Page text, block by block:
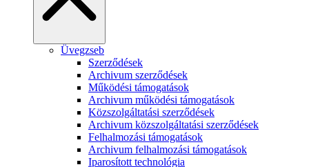
Üvegzseb
Szerződések
Archivum szerződések
Működési támogatások
Archivum működési támogatások
Közszolgáltatási szerződések
Archivum közszolgáltatási szerződések
Felhalmozási támogatások
Archivum felhalmozási támogatások
Iparosított technológia